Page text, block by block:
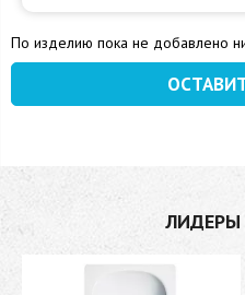
По изделию пока не добавлено